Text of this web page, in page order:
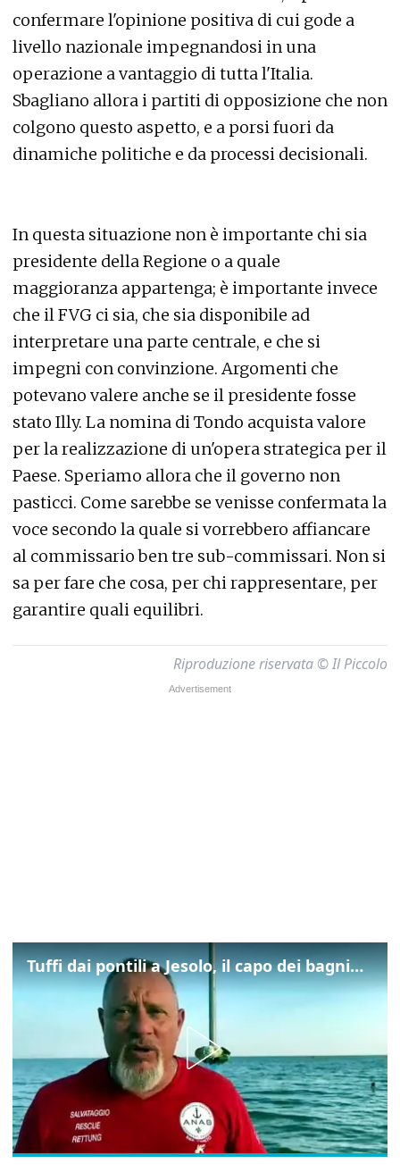
confermare l'opinione positiva di cui gode a
livello nazionale impegnandosi in una
operazione a vantaggio di tutta l'Italia.
Sbagliano allora i partiti di opposizione che non
colgono questo aspetto, e a porsi fuori da
dinamiche politiche e da processi decisionali.
In questa situazione non è importante chi sia
presidente della Regione o a quale
maggioranza appartenga; è importante invece
che il FVG ci sia, che sia disponibile ad
interpretare una parte centrale, e che si
impegni con convinzione. Argomenti che
potevano valere anche se il presidente fosse
stato Illy. La nomina di Tondo acquista valore
per la realizzazione di un'opera strategica per il
Paese. Speriamo allora che il governo non
pasticci. Come sarebbe se venisse confermata la
voce secondo la quale si vorrebbero affiancare
al commissario ben tre sub-commissari. Non si
sa per fare che cosa, per chi rappresentare, per
garantire quali equilibri.
Riproduzione riservata © Il Piccolo
Tuffi dai pontili a Jesolo, il capo dei bagnini: "L'impegno di tutti per evitare altre tragedie"